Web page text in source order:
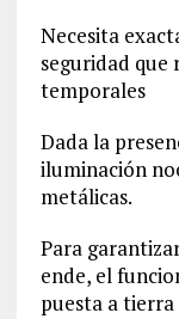
Necesita
seguridad que
temporales
Dada la
iluminación
metálicas.
Para
ende, el
puesta a tierra